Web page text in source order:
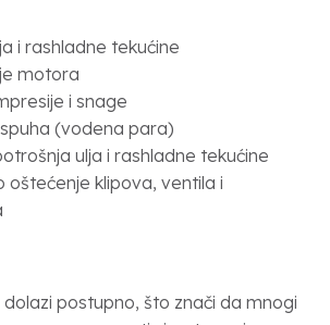
i rashladne tekućine
motora
i snage
(vodena para)
ulja i rashladne tekućine
oštećenje klipova, ventila i
postupno, što znači da mnogi